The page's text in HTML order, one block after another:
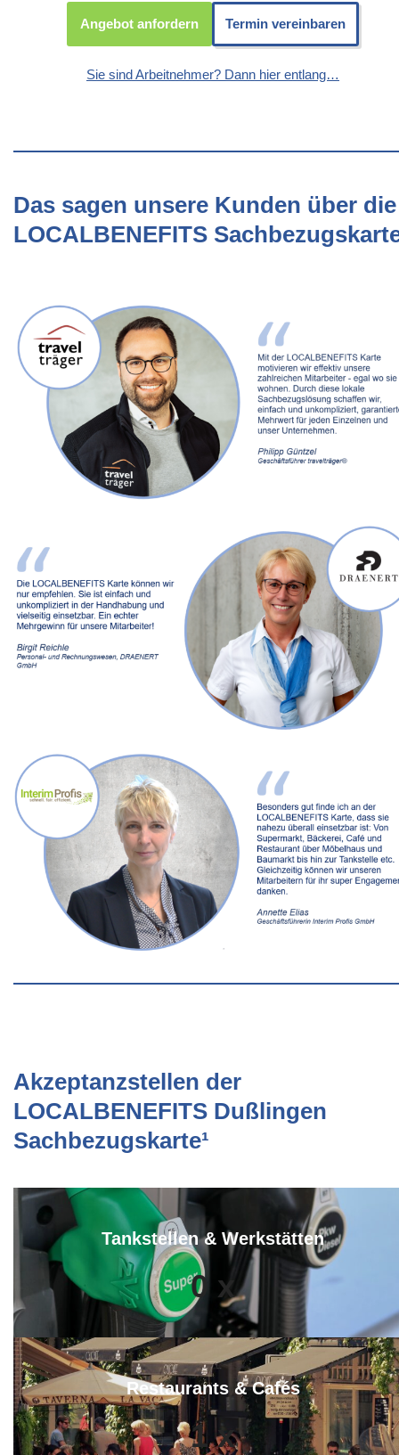
Angebot anfordern Termin vereinbaren
Sie sind Arbeitnehmer? Dann hier entlang…
Das sagen unsere Kunden über die
LOCALBENEFITS
Akzeptanzstellen der
LOCALBENEFITS Dußlingen
Sachbezugskarte¹
Tankstellen & Werkstätten
0 x
Restaurants & Cafés
1 x